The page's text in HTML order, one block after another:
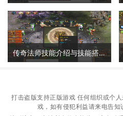
传奇法师技能介绍与技能搭配详解
打击盗版支持正版游戏 任何组织或个
戏，如有侵犯利益请来电告